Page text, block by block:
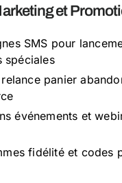
et
SMS pour
spéciales
relance panier
événements et
fidélité et codes